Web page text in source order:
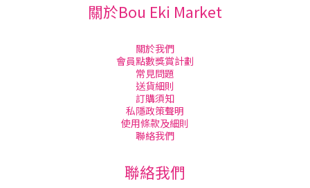
關於Bou Eki Market
關於我們
會員點數獎賞計劃
常見問題
送貨細則
訂購須知
私隱政策聲明
使用條款及細則
聯絡我們
聯絡我們